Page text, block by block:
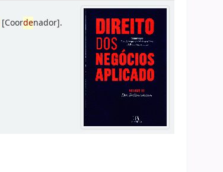
[Coordenador].